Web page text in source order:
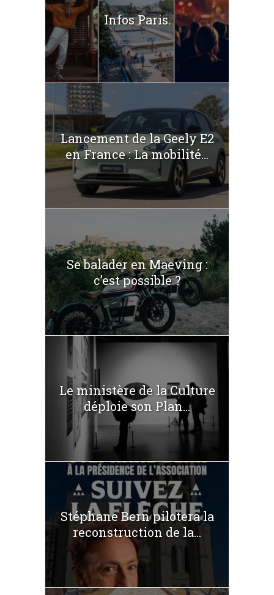
Infos Paris.
Lancement de la Geely E2
en France : La mobilité...
Se balader en Maeving :
c’est possible ?
Le ministère de la Culture
déploie son Plan...
Stéphane Bern pilotera la
reconstruction de la...